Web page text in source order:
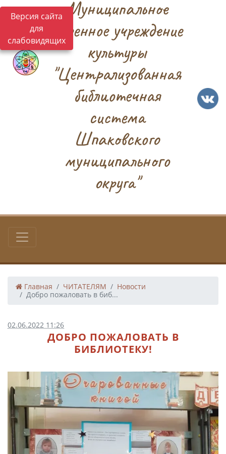
Версия сайта
для
слабовидящих
Муниципальное
казенное учреждение
культуры
"Централизованная
библиотечная
система
Шпаковского
муниципального
округа"
Главная ЧИТАТЕЛЯМ
Новости
Добро пожаловать в биб...
02.06.2022 11:26
ДОБРО ПОЖАЛОВАТЬ В
БИБЛИОТЕКУ!